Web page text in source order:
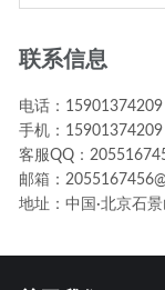
联系信息
电话：15901374209
手机：15901374209
客服QQ：
邮箱：
地址：中国·北京石